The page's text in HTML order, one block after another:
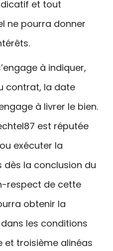
et tout
ne pourra donner
à indiquer,
contrat, la date
à livrer le bien.
est réputée
exécuter la
la conclusion du
respect de cette
obtenir la
les conditions
et troisième alinéas